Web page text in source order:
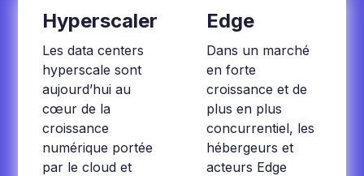
Hyperscaler
Les data centers
hyperscale sont
aujourd’hui au
cœur de la
croissance
numérique portée
par le cloud et
Edge
Dans un marché
en forte
croissance et de
plus en plus
concurrentiel, les
hébergeurs et
acteurs Edge